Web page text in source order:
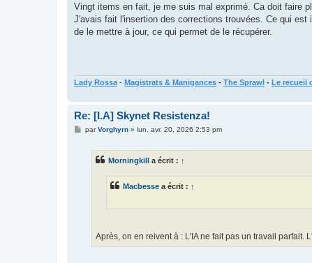
Vingt items en fait, je me suis mal exprimé. Ca doit faire
J'avais fait l'insertion des corrections trouvées. Ce qui
de le mettre à jour, ce qui permet de le récupérer.
Lady Rossa- Magistrats & Manigances - The Sprawl - Le recueil
Re: [I.A] Skynet Resistenza!
MparVorghyrn» lun. avr. 20, 2026 2:53 pm
Morningkill a écrit : ↑
Macbesse a écrit : ↑
Après, on en reivent à : L'IA ne fait pas un travail parfait.